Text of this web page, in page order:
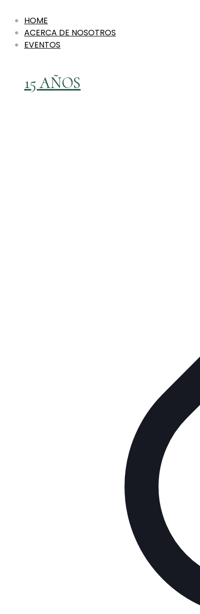
HOME
ACERCA DE NOSOTROS
EVENTOS
15 AÑOS